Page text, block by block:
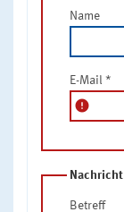
Name
E-Mail *
error
Nachricht
Betreff